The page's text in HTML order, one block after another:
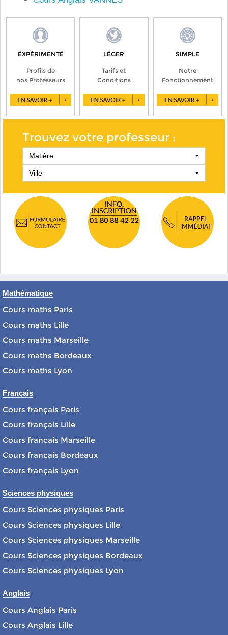
ÉXPÉRIMENTÉ
Profils de
nos Professeurs
LÉGER
Tarifs et
Conditions
SIMPLE
Notre
Fonctionnement
Trouvez votre professeur :
Matière
Ville
Mathématique
Cours maths Paris
Cours maths Lille
Cours maths Marseille
Cours maths Bordeaux
Cours maths Lyon
Français
Cours français Paris
Cours français Lille
Cours français Marseille
Cours français Bordeaux
Cours français Lyon
Sciences physiques
Cours Sciences physiques Paris
Cours Sciences physiques Lille
Cours Sciences physiques Marseille
Cours Sciences physiques Bordeaux
Cours Sciences physiques Lyon
Anglais
Cours Anglais Paris
Cours Anglais Lille